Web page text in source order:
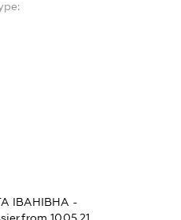
ІВАНІВНА -